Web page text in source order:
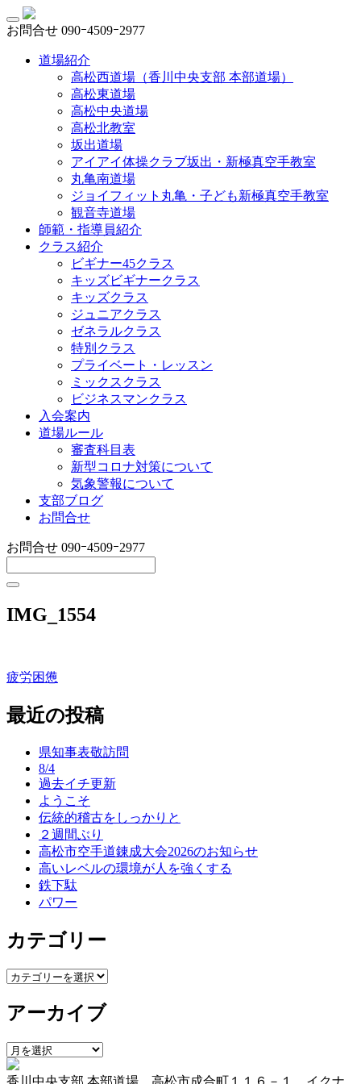
お問合せ 090ｰ4509ｰ2977
道場紹介
高松西道場（香川中央支部 本部道場）
高松東道場
高松中央道場
高松北教室
坂出道場
アイアイ体操クラブ坂出・新極真空手教室
丸亀南道場
ジョイフィット丸亀・子ども新極真空手教室
観音寺道場
師範・指導員紹介
クラス紹介
ビギナー45クラス
キッズビギナークラス
キッズクラス
ジュニアクラス
ゼネラルクラス
特別クラス
プライベート・レッスン
ミックスクラス
ビジネスマンクラス
入会案内
道場ルール
審査科目表
新型コロナ対策について
気象警報について
支部ブログ
お問合せ
お問合せ 090ｰ4509ｰ2977
IMG_1554
投
稿
疲労困憊
最近の投稿
県知事表敬訪問
8/4
過去イチ更新
ようこそ
伝統的稽古をしっかりと
２週間ぶり
高松市空手道錬成大会2026のお知らせ
高いレベルの環境が人を強くする
鉄下駄
パワー
カテゴリー
カ
ゴ
ー
アーカイブ
ア
ー